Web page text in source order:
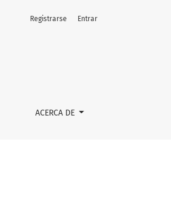
ACERCA DE
Registrarse Entrar